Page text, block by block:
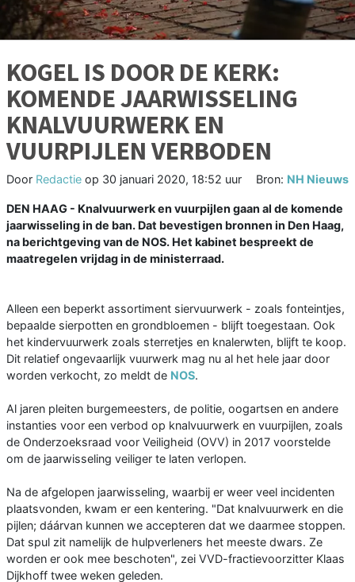
KOGEL IS DOOR DE KERK:
KOMENDE JAARWISSELING
KNALVUURWERK EN
VUURPIJLEN VERBODEN
Door Redactie op 30 januari 2020, 18:52 uur Bron: NH Nieuws
DEN HAAG - Knalvuurwerk en vuurpijlen gaan al de komende
jaarwisseling in de ban. Dat bevestigen bronnen in Den Haag,
na berichtgeving van de NOS. Het kabinet bespreekt de
maatregelen vrijdag in de ministerraad.
Alleen een beperkt assortiment siervuurwerk - zoals fonteintjes,
bepaalde sierpotten en grondbloemen - blijft toegestaan. Ook
het kindervuurwerk zoals sterretjes en knalerwten, blijft te koop.
Dit relatief ongevaarlijk vuurwerk mag nu al het hele jaar door
worden verkocht, zo meldt de NOS.
Al jaren pleiten burgemeesters, de politie, oogartsen en andere
instanties voor een verbod op knalvuurwerk en vuurpijlen, zoals
de Onderzoeksraad voor Veiligheid (OVV) in 2017 voorstelde
om de jaarwisseling veiliger te laten verlopen.
Na de afgelopen jaarwisseling, waarbij er weer veel incidenten
plaatsvonden, kwam er een kentering. "Dat knalvuurwerk en die
pijlen; dáárvan kunnen we accepteren dat we daarmee stoppen.
Dat spul zit namelijk de hulpverleners het meeste dwars. Ze
worden er ook mee beschoten", zei VVD-fractievoorzitter Klaas
Dijkhoff twee weken geleden.